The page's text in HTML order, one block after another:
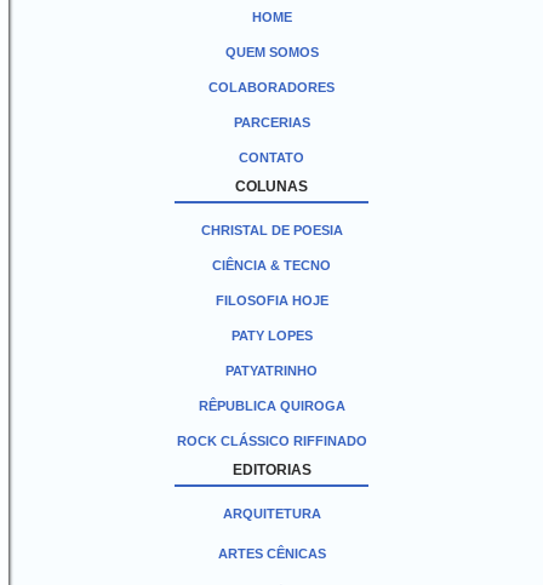
HOME
QUEM SOMOS
COLABORADORES
PARCERIAS
CONTATO
COLUNAS
CHRISTAL DE POESIA
CIÊNCIA & TECNO
FILOSOFIA HOJE
PATY LOPES
PATYATRINHO
RÊPUBLICA QUIROGA
ROCK CLÁSSICO RIFFINADO
EDITORIAS
ARQUITETURA
ARTES CÊNICAS